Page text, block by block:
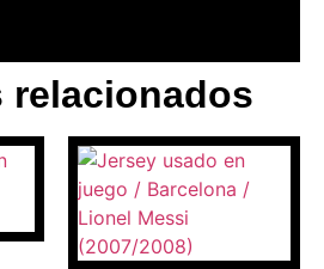
CON
1
Click Here
relacionados